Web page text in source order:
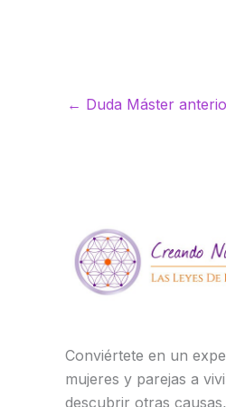
← Duda Máster
Conviértete en un
mujeres y parejas a
descubrir otras